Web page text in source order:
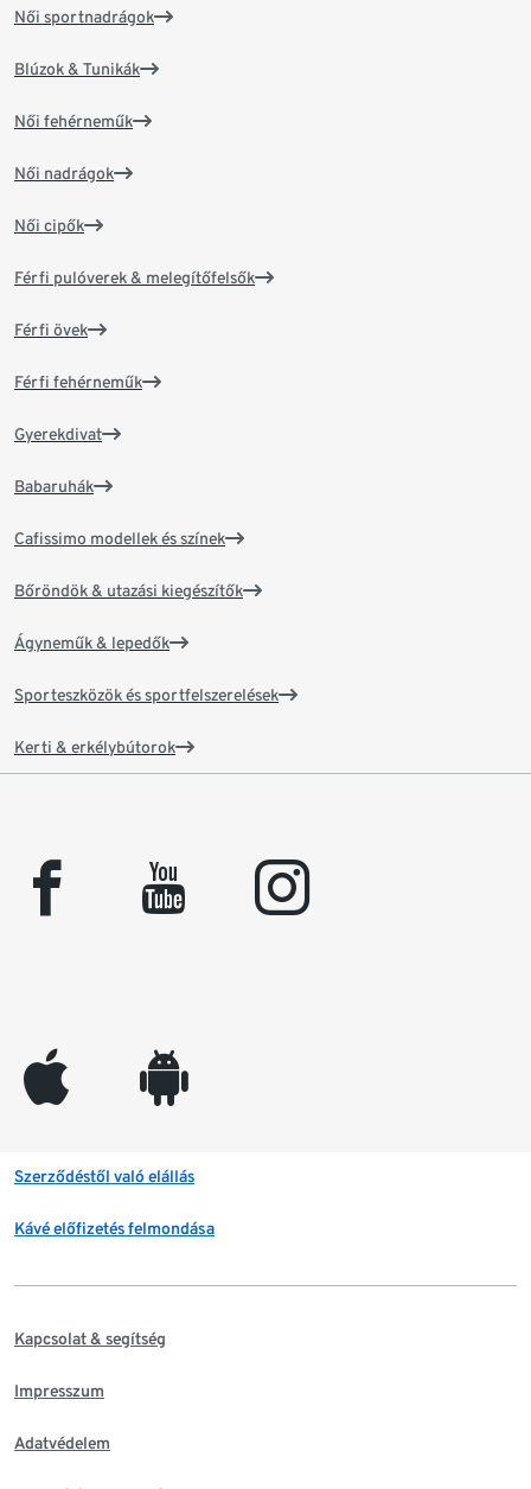
Női sportnadrágok
Blúzok & Tunikák
Női fehérneműk
Női nadrágok
Női cipők
Férfi pulóverek & melegítőfelsők
Férfi övek
Férfi fehérneműk
Gyerekdivat
Babaruhák
Cafissimo modellek és színek
Bőröndök & utazási kiegészítők
Ágyneműk & lepedők
Sporteszközök és sportfelszerelések
Kerti & erkélybútorok
facebook youtube instagram
appleinc android
Szerződéstől való elállás
Kávé előfizetés felmondása
Kapcsolat & segítség
Impresszum
Adatvédelem